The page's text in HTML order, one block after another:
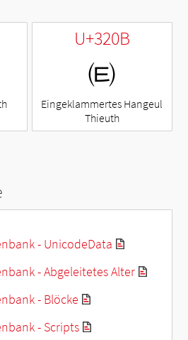
U+320B
㈋
Eingeklammertes Hangeul
Thieuth
- UnicodeData
- Abgeleitetes Alter
- Blöcke
- Scripts